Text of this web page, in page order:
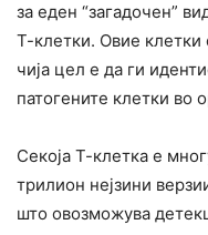
за еден “загадочен”
Т-клетки. Овие
чија цел е да ги
патогените клетки во
Секоја Т-клетка е
трилион нејзини
што овозможува